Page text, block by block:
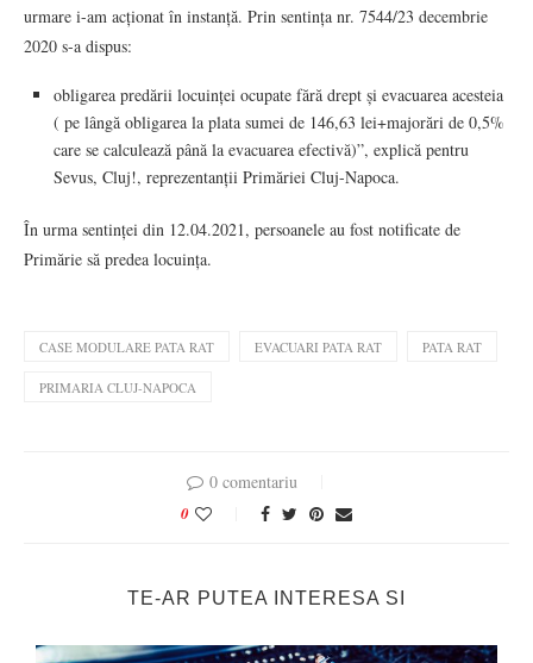
urmare i-am acționat în instanță. Prin sentința nr. 7544/23 decembrie
2020 s-a dispus:
obligarea predării locuinței ocupate fără drept și evacuarea acesteia
( pe lângă obligarea la plata sumei de 146,63 lei+majorări de 0,5%
care se calculează până la evacuarea efectivă)”, explică pentru
Sevus, Cluj!, reprezentanții Primăriei Cluj-Napoca.
În urma sentinței din 12.04.2021, persoanele au fost notificate de
Primărie să predea locuința.
CASE MODULARE PATA RAT EVACUARI PATA RAT PATA RAT
PRIMARIA CLUJ-NAPOCA
0 comentariu
0
TE-AR PUTEA INTERESA SI